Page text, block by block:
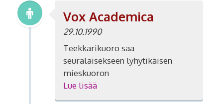
Vox Academica
29.10.1990
Teekkarikuoro saa
seuralaisekseen lyhytikäisen
mieskuoron
Lue lisää